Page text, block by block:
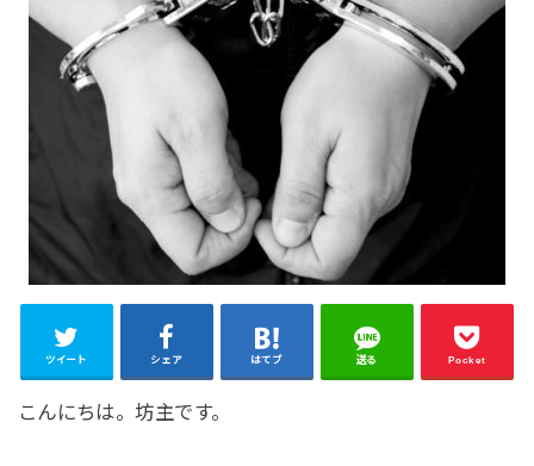
ツイート シェア はてブ 送る Pocket
こんにちは。坊主です。